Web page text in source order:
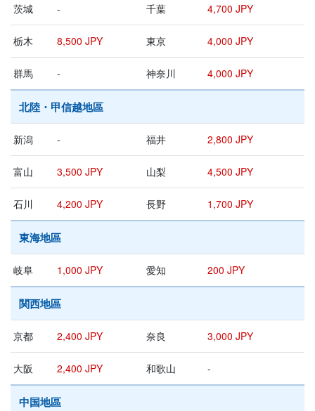
茨城 - 千葉 4,700 JPY
栃木 8,500 JPY 東京 4,000 JPY
群馬 - 神奈川 4,000 JPY
北陸・甲信越地區
新潟 - 福井 2,800 JPY
富山 3,500 JPY 山梨 4,500 JPY
石川 4,200 JPY 長野 1,700 JPY
東海地區
岐阜 1,000 JPY 愛知 200 JPY
関西地區
京都 2,400 JPY 奈良 3,000 JPY
大阪 2,400 JPY 和歌山 -
中国地區